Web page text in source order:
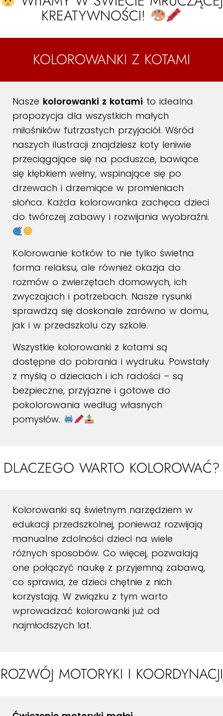
KREATYWNOŚCI!
KOLOROWANKI Z KOTAMI
Nasze kolorowanki z kotami to idealna
propozycja dla wszystkich małych
miłośników futrzastych przyjaciół. Wśród
naszych ilustracji znajdziesz koty leniwie
przeciągające się na poduszce, bawiące
się kłębkiem wełny, wspinające się po
drzewach i drzemiące w promieniach
słońca. Każda kolorowanka zachęca dzieci
do twórczej zabawy i rozwijania wyobraźni.
Kolorowanie kotków to nie tylko świetna
forma relaksu, ale również okazja do
rozmów o zwierzętach domowych, ich
zwyczajach i potrzebach. Nasze rysunki
sprawdzą się doskonale zarówno w domu,
jak i w przedszkolu czy szkole.
Wszystkie kolorowanki z kotami są
dostępne do pobrania i wydruku. Powstały
z myślą o dzieciach i ich radości – są
bezpieczne, przyjazne i gotowe do
pokolorowania według własnych
pomysłów.
DLACZEGO WARTO KOLOROWAĆ?
Kolorowanki są świetnym narzędziem w
edukacji przedszkolnej, ponieważ rozwijają
manualne zdolności dzieci na wiele
różnych sposobów. Co więcej, pozwalają
one połączyć naukę z przyjemną zabawą,
co sprawia, że dzieci chętnie z nich
korzystają. W związku z tym warto
wprowadzać kolorowanki już od
najmłodszych lat.
ROZWÓJ MOTORYKI I KOORDYNACJI